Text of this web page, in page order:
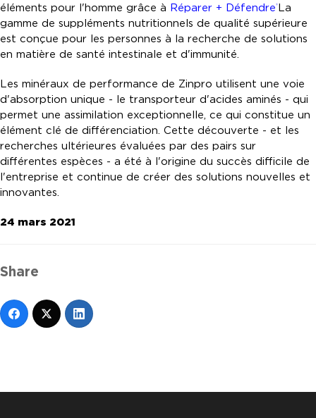
éléments pour l'homme grâce à Réparer + Défendre®La
gamme de suppléments nutritionnels de qualité supérieure
est conçue pour les personnes à la recherche de solutions
en matière de santé intestinale et d'immunité.
Les minéraux de performance de Zinpro utilisent une voie
d'absorption unique - le transporteur d'acides aminés - qui
permet une assimilation exceptionnelle, ce qui constitue un
élément clé de différenciation. Cette découverte - et les
recherches ultérieures évaluées par des pairs sur
différentes espèces - a été à l'origine du succès difficile de
l'entreprise et continue de créer des solutions nouvelles et
innovantes.
24 mars 2021
Share